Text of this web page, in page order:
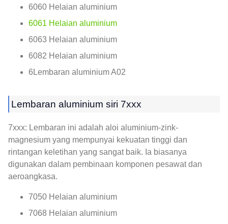
6060 Helaian aluminium
6061 Helaian aluminium
6063 Helaian aluminium
6082 Helaian aluminium
6Lembaran aluminium A02
Lembaran aluminium siri 7xxx
7xxx: Lembaran ini adalah aloi aluminium-zink-
magnesium yang mempunyai kekuatan tinggi dan
rintangan keletihan yang sangat baik. Ia biasanya
digunakan dalam pembinaan komponen pesawat dan
aeroangkasa.
7050 Helaian aluminium
7068 Helaian aluminium